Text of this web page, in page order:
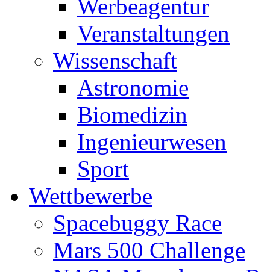
Werbeagentur
Veranstaltungen
Wissenschaft
Astronomie
Biomedizin
Ingenieurwesen
Sport
Wettbewerbe
Spacebuggy Race
Mars 500 Challenge